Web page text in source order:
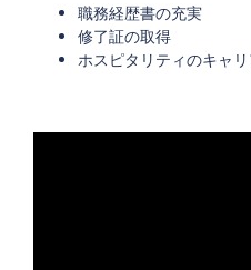
職務経歴書の充実
修了証の取得
ホスピタリティのキャ